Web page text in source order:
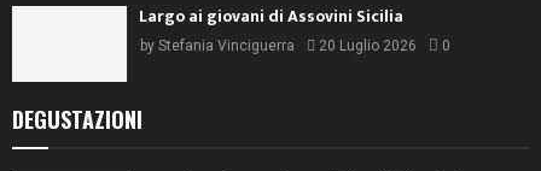
Largo ai giovani di Assovini Sicilia
by Stefania Vinciguerra 20 Luglio 2026 0
DEGUSTAZIONI